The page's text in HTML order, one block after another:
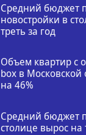
Средний бюджет
новостройки в
треть за год
Объем квартир с
box в Московской
на 46%
Средний бюджет
столице вырос на